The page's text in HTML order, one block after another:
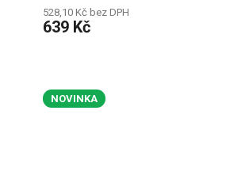
528,10 Kč bez DPH
639 Kč
NOVINKA